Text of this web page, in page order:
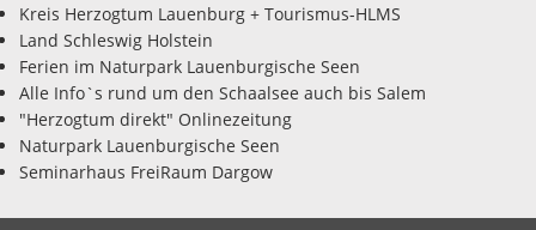
Kreis Herzogtum Lauenburg + Tourismus-HLMS
Land Schleswig Holstein
Ferien im Naturpark Lauenburgische Seen
Alle Info`s rund um den Schaalsee auch bis Salem
"Herzogtum direkt" Onlinezeitung
Naturpark Lauenburgische Seen
Seminarhaus FreiRaum Dargow